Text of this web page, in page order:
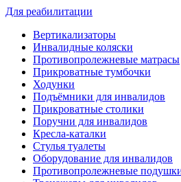
Для реабилитации
Вертикализаторы
Инвалидные коляски
Противопролежневые матрасы
Прикроватные тумбочки
Ходунки
Подъёмники для инвалидов
Прикроватные столики
Поручни для инвалидов
Кресла-каталки
Стулья туалеты
Оборудование для инвалидов
Противопролежневые